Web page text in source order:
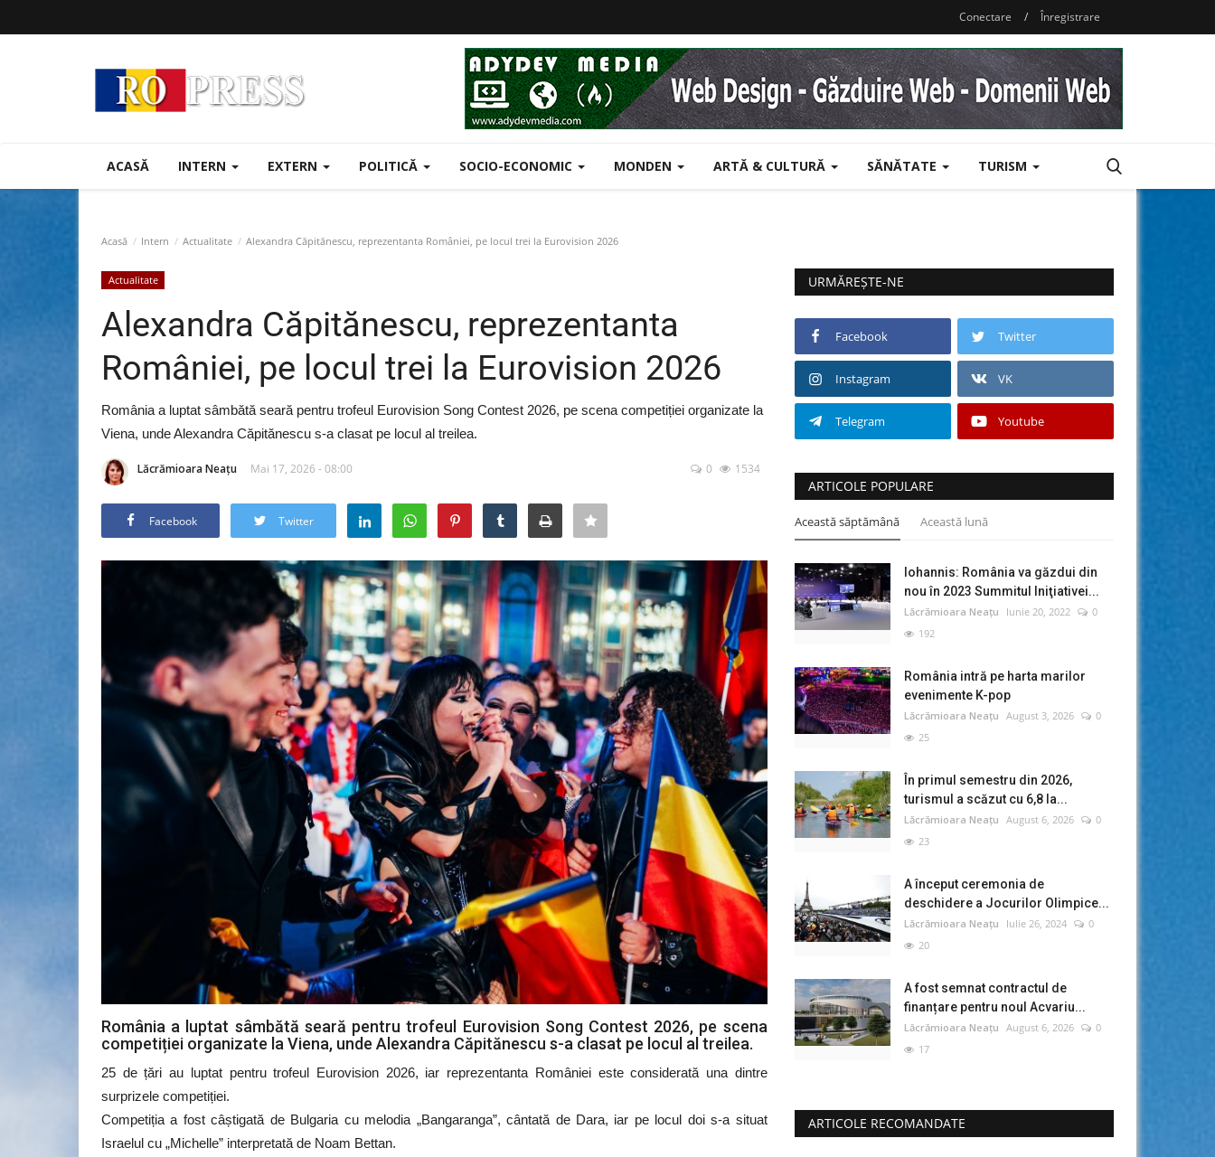
Conectare / Înregistrare
ACASĂ INTERN EXTERN POLITICĂ SOCIO-ECONOMIC MONDEN ARTĂ & CULTURĂ SĂNĂTATE TURISM
Acasă Intern Actualitate Alexandra Căpitănescu, reprezentanta României, pe locul trei la Eurovision 2026
Actualitate
Alexandra Căpitănescu, reprezentanta
României, pe locul trei la Eurovision 2026
România a luptat sâmbătă seară pentru trofeul Eurovision Song Contest 2026, pe scena competiției organizate la
Viena, unde Alexandra Căpitănescu s-a clasat pe locul al treilea.
Lăcrămioara Neațu Mai 17, 2026 - 08:00 0 1534
Facebook Twitter
România a luptat sâmbătă seară pentru trofeul Eurovision Song Contest 2026, pe scena
competiției organizate la Viena, unde Alexandra Căpitănescu s-a clasat pe locul al treilea.
25 de țări au luptat pentru trofeul Eurovision 2026, iar reprezentanta României este considerată una dintre
surprizele competiției.
Competiția a fost câștigată de Bulgaria cu melodia „Bangaranga”, cântată de Dara, iar pe locul doi s-a situat
Israelul cu „Michelle” interpretată de Noam Bettan.
URMĂREȘTE-NE
Facebook Twitter
Instagram VK
Telegram Youtube
ARTICOLE POPULARE
Această săptămână Această lună
Iohannis: România va găzdui din
nou în 2023 Summitul Iniţiativei...
Lăcrămioara Neațu Iunie 20, 2022
0
192
România intră pe harta marilor
evenimente K-pop
Lăcrămioara Neațu August 3, 2026
0
25
În primul semestru din 2026,
turismul a scăzut cu 6,8 la...
Lăcrămioara Neațu August 6, 2026
0
23
A început ceremonia de
deschidere a Jocurilor Olimpice...
Lăcrămioara Neațu Iulie 26, 2024
0
20
A fost semnat contractul de
finanțare pentru noul Acvariu...
Lăcrămioara Neațu August 6, 2026
0
17
ARTICOLE RECOMANDATE